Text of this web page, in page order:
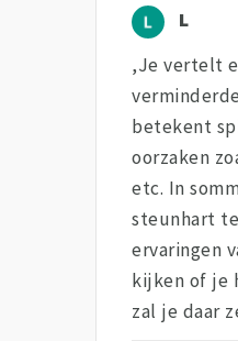
L
,Je vertelt
betekent
oorzaken
etc. In
steunhart
ervaringen
kijken of je
zal je daar